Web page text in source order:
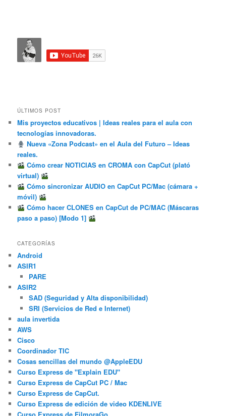
ÚLTIMOS POST
Mis proyectos educativos | Ideas reales para el aula con
tecnologías innovadoras.
Nueva «Zona Podcast» en el Aula del Futuro – Ideas
reales.
Cómo crear NOTICIAS en CROMA con CapCut (plató
virtual)
Cómo sincronizar AUDIO en CapCut PC/Mac (cámara +
móvil)
Cómo hacer CLONES en CapCut de PC/MAC (Máscaras
paso a paso) [Modo 1]
CATEGORÍAS
Android
ASIR1
PARE
ASIR2
SAD (Seguridad y Alta disponibilidad)
SRI (Servicios de Red e Internet)
aula invertida
AWS
Cisco
Coordinador TIC
Cosas sencillas del mundo @AppleEDU
Curso Express de "Explain EDU"
Curso Express de CapCut PC / Mac
Curso Express de CapCut.
Curso Express de edición de video KDENLIVE